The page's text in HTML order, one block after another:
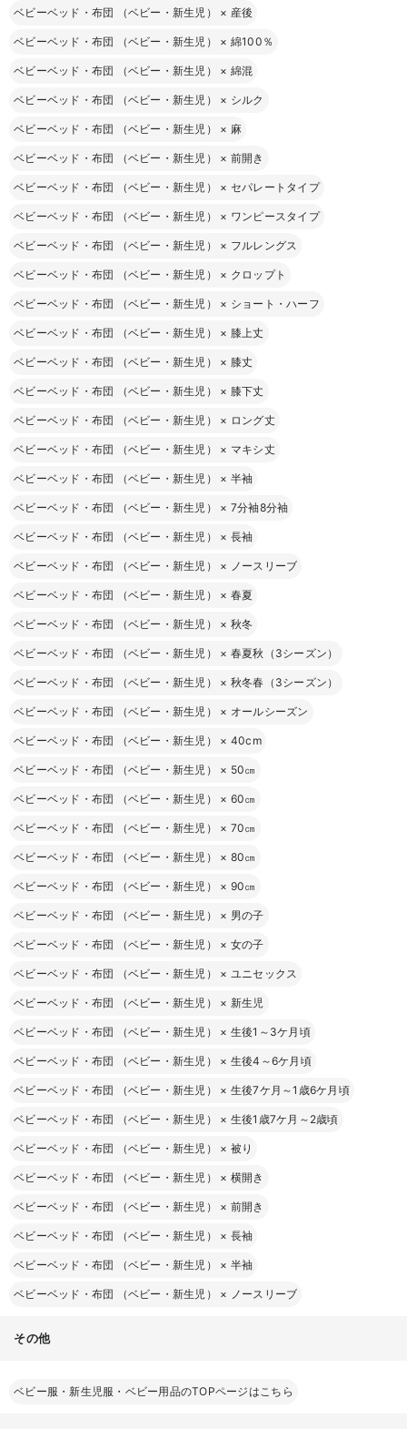
ベビーベッド・布団 （ベビー・新生児） × 産後
ベビーベッド・布団 （ベビー・新生児） × 綿100％
ベビーベッド・布団 （ベビー・新生児） × 綿混
ベビーベッド・布団 （ベビー・新生児） × シルク
ベビーベッド・布団 （ベビー・新生児） × 麻
ベビーベッド・布団 （ベビー・新生児） × 前開き
ベビーベッド・布団 （ベビー・新生児） × セパレートタイプ
ベビーベッド・布団 （ベビー・新生児） × ワンピースタイプ
ベビーベッド・布団 （ベビー・新生児） × フルレングス
ベビーベッド・布団 （ベビー・新生児） × クロップト
ベビーベッド・布団 （ベビー・新生児） × ショート・ハーフ
ベビーベッド・布団 （ベビー・新生児） × 膝上丈
ベビーベッド・布団 （ベビー・新生児） × 膝丈
ベビーベッド・布団 （ベビー・新生児） × 膝下丈
ベビーベッド・布団 （ベビー・新生児） × ロング丈
ベビーベッド・布団 （ベビー・新生児） × マキシ丈
ベビーベッド・布団 （ベビー・新生児） × 半袖
ベビーベッド・布団 （ベビー・新生児） × 7分袖8分袖
ベビーベッド・布団 （ベビー・新生児） × 長袖
ベビーベッド・布団 （ベビー・新生児） × ノースリーブ
ベビーベッド・布団 （ベビー・新生児） × 春夏
ベビーベッド・布団 （ベビー・新生児） × 秋冬
ベビーベッド・布団 （ベビー・新生児） × 春夏秋（3シーズン）
ベビーベッド・布団 （ベビー・新生児） × 秋冬春（3シーズン）
ベビーベッド・布団 （ベビー・新生児） × オールシーズン
ベビーベッド・布団 （ベビー・新生児） × 40cm
ベビーベッド・布団 （ベビー・新生児） × 50㎝
ベビーベッド・布団 （ベビー・新生児） × 60㎝
ベビーベッド・布団 （ベビー・新生児） × 70㎝
ベビーベッド・布団 （ベビー・新生児） × 80㎝
ベビーベッド・布団 （ベビー・新生児） × 90㎝
ベビーベッド・布団 （ベビー・新生児） × 男の子
ベビーベッド・布団 （ベビー・新生児） × 女の子
ベビーベッド・布団 （ベビー・新生児） × ユニセックス
ベビーベッド・布団 （ベビー・新生児） × 新生児
ベビーベッド・布団 （ベビー・新生児） × 生後1～3ケ月頃
ベビーベッド・布団 （ベビー・新生児） × 生後4～6ケ月頃
ベビーベッド・布団 （ベビー・新生児） × 生後7ケ月～1歳6ケ月頃
ベビーベッド・布団 （ベビー・新生児） × 生後1歳7ケ月～2歳頃
ベビーベッド・布団 （ベビー・新生児） × 被り
ベビーベッド・布団 （ベビー・新生児） × 横開き
ベビーベッド・布団 （ベビー・新生児） × 前開き
ベビーベッド・布団 （ベビー・新生児） × 長袖
ベビーベッド・布団 （ベビー・新生児） × 半袖
ベビーベッド・布団 （ベビー・新生児） × ノースリーブ
その他
ベビー服・新生児服・ベビー用品のTOPページはこちら